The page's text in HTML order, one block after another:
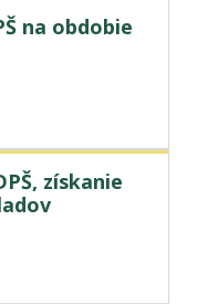
na obdobie
získanie